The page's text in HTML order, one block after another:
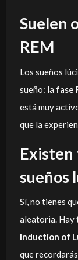
Suelen
REM
Los sueños
sueño: la fase
está muy
que la
Existen
sueños
Sí, no tienes
aleatoria. Hay
Induction of
que